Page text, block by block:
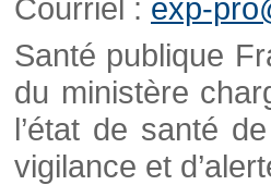
Courriel : exp-
Santé publique
du ministère
l’état de santé
vigilance et